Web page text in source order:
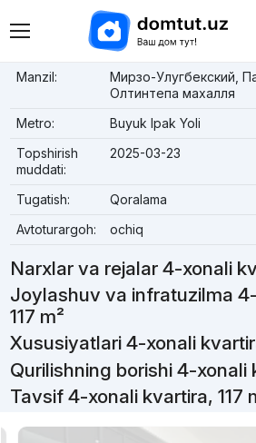
Manzil:
Мирзо-Улугбекский,
Олтинтепа махалля
Metro:
Buyuk Ipak Yoli
Topshirish
muddati:
2025-03-23
Tugatish:
Qoralama
Avtoturargoh:
ochiq
Narxlar va rejalar 4-xonali
Joylashuv va infratuzilma
117 m²
Xususiyatlari 4-xonali
Qurilishning borishi 4-xonali
Tavsif 4-xonali kvartira, 117